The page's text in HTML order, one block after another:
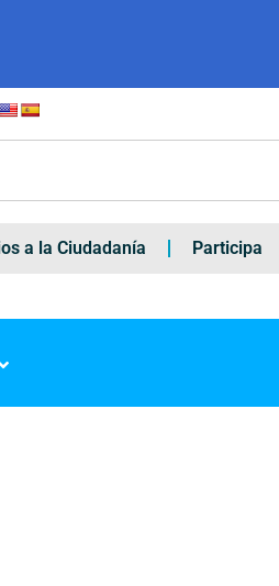
a la Ciudadanía Participa